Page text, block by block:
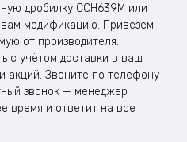
дробилку CCH639M или
модификацию. Привезем
от производителя.
с учётом доставки в ваш
акций. Звоните по телефону
звонок — менеджер
время и ответит на все